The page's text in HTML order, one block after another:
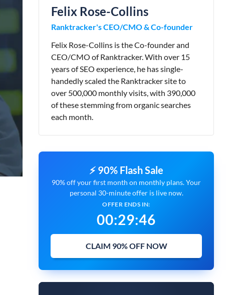
Felix Rose-Collins
Ranktracker's CEO/CMO & Co-founder
Felix Rose-Collins is the Co-founder and
CEO/CMO of Ranktracker. With over 15
years of SEO experience, he has single-
handedly scaled the Ranktracker site to
over 500,000 monthly visits, with 390,000
of these stemming from organic searches
each month.
⚡ 90% Flash Sale
90% off your first month on monthly plans. Your
personal 30-minute offer is live now.
OFFER ENDS IN:
00:29:45
CLAIM 90% OFF NOW